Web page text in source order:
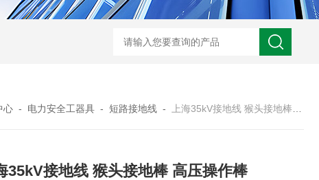
HD3400A接地电阻测试仪 S3010数字接地电阻测试仪现货
心 - 电力安全工器具 - 短路接地线 - 上海35kV接地线 猴头接地棒 高压操作棒
35kV接地线 猴头接地棒 高压操作棒